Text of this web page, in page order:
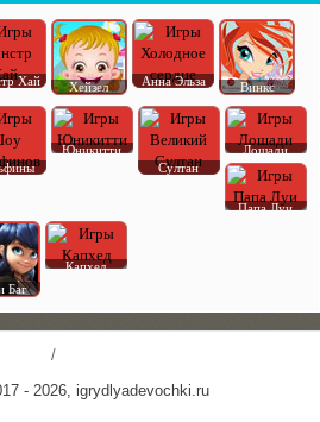
Хай Хейзел Анна Эльза Винкс
Юникитти
Султан
Лошади
Папа Луи
Баг
Капхед
/
- 2026, igrydlyadevochki.ru